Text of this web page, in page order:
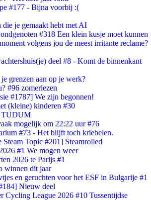
#177 - Bijna voorbij :(
die je gemaakt hebt met AI
#318 Een klein kusje moet kunnen
volgens jou de meest irritante reclame?
deel #8 - Komt de binnenkant
grenzen aan op je werk?
#96 zomerlezen
#1787] We zijn begonnen!
(kleine) kinderen #30
TUDUM
mogelijk om 22:22 uur #76
#73 - Het blijft toch kriebelen.
Topic #201] Steamrolled
#1 We mogen weer
2026 te Parijs #1
winnen dit jaar
en geruchten voor het ESF in Bulgarije #1
Nieuw deel
Cycling League 2026 #10 Tussentijdse